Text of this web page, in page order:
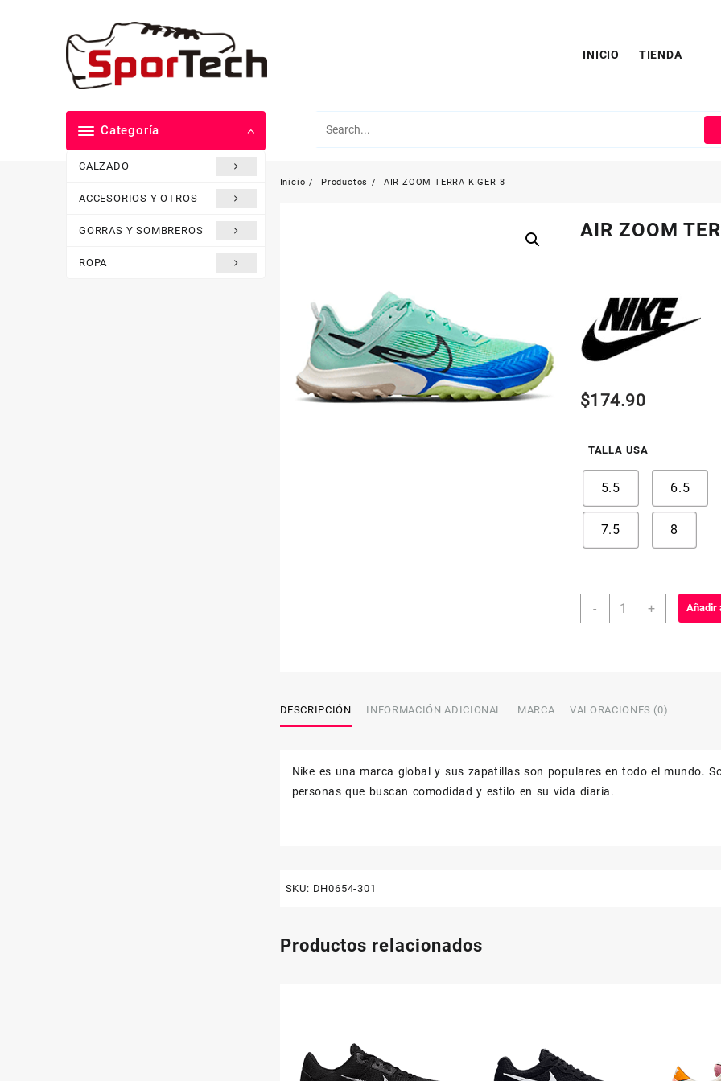
INICIO TIENDA
Categoría
CALZADO
ACCESORIOS Y OTROS
GORRAS Y SOMBREROS
ROPA
Inicio Productos AIR ZOOM TERRA KIGER 8
AIR ZOOM
$174.90
TALLA USA
5.5 6.5
7.5 8
-
AIR
+ Añadir
DESCRIPCIÓN INFORMACIÓN ADICIONAL MARCA VALORACIONES (0)
Nike es una marca global y sus zapatillas son populares en todo el mundo.
personas que buscan comodidad y estilo en su vida diaria.
SKU: DH0654-301
Productos relacionados